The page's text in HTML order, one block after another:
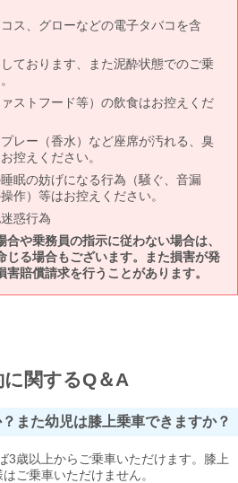
ス、グローなどの電子タバコを含
ております、また泥酔状態でのご乗
ストフード等）の飲食はお控えくだ
レー（香水）など座席が汚れる、臭
控えください。
眠の妨げになる行為（騒ぐ、音漏
作）等はお控えください。
惑行為
合や乗務員の指示に従わない場合は、
じる場合もございます。また損害が発
賠償請求を行うことがあります。
に関するQ＆A
また幼児は膝上乗車できますか？
3歳以上からご乗車いただけます。膝上
ご乗車いただけません。